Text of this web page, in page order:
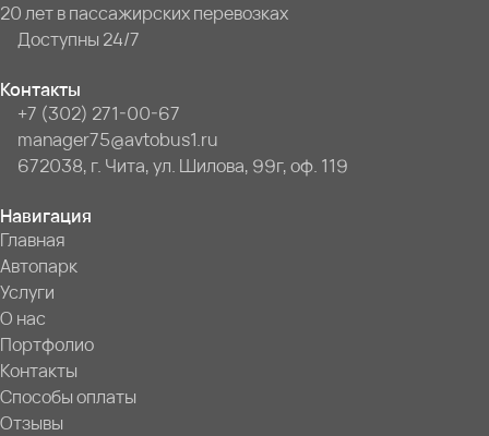
20 лет в пассажирских перевозках
Доступны 24/7
Контакты
+7 (302) 271-00-67
manager75@avtobus1.ru
672038, г. Чита, ул. Шилова, 99г, оф. 119
Навигация
Главная
Автопарк
Услуги
О нас
Портфолио
Контакты
Способы оплаты
Отзывы